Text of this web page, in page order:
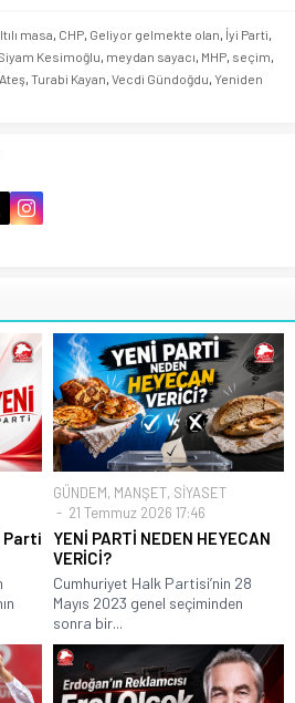
masa, CHP, Geliyor gelmekte olan, İyi Parti,
Kesimoğlu, meydan sayacı, MHP, seçim,
, Turabi Kayan, Vecdi Gündoğdu, Yeniden
Parti
GÜNDEM, MANŞET, SİYASET
21 Temmuz 2026 17:46
YENİ PARTİ NEDEN HEYECAN
VERİCİ?
Cumhuriyet Halk Partisi’nin 28
Mayıs 2023 genel seçiminden
sonra bir...